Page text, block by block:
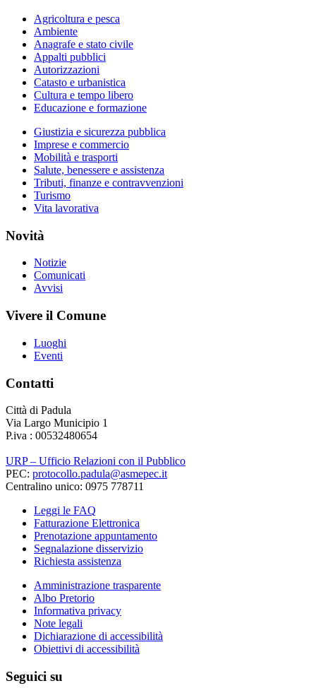
Agricoltura e pesca
Ambiente
Anagrafe e stato civile
Appalti pubblici
Autorizzazioni
Catasto e urbanistica
Cultura e tempo libero
Educazione e formazione
Giustizia e sicurezza pubblica
Imprese e commercio
Mobilità e trasporti
Salute, benessere e assistenza
Tributi, finanze e contravvenzioni
Turismo
Vita lavorativa
Novità
Notizie
Comunicati
Avvisi
Vivere il Comune
Luoghi
Eventi
Contatti
Città di Padula
Via Largo Municipio 1
P.iva : 00532480654
URP – Ufficio Relazioni con il Pubblico
PEC: protocollo.padula@asmepec.it
Centralino unico: 0975 778711
Leggi le FAQ
Fatturazione Elettronica
Prenotazione appuntamento
Segnalazione disservizio
Richiesta assistenza
Amministrazione trasparente
Albo Pretorio
Informativa privacy
Note legali
Dichiarazione di accessibilità
Obiettivi di accessibilità
Seguici su